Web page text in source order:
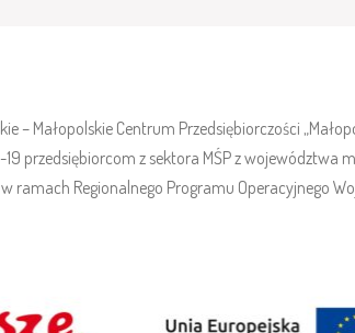
– Małopolskie Centrum Przedsiębiorczości
przedsiębiorcom z sektora MŚP z województwa
ramach Regionalnego Programu Operacyjnego